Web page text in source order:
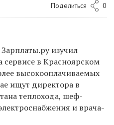
Поделиться 0
изучил
в Красноярском
высокооплачиваемых
ищут директора в
теплохода, шеф-
и врача-